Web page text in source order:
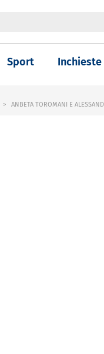
Sport Inchieste
ANBETA TOROMANI E